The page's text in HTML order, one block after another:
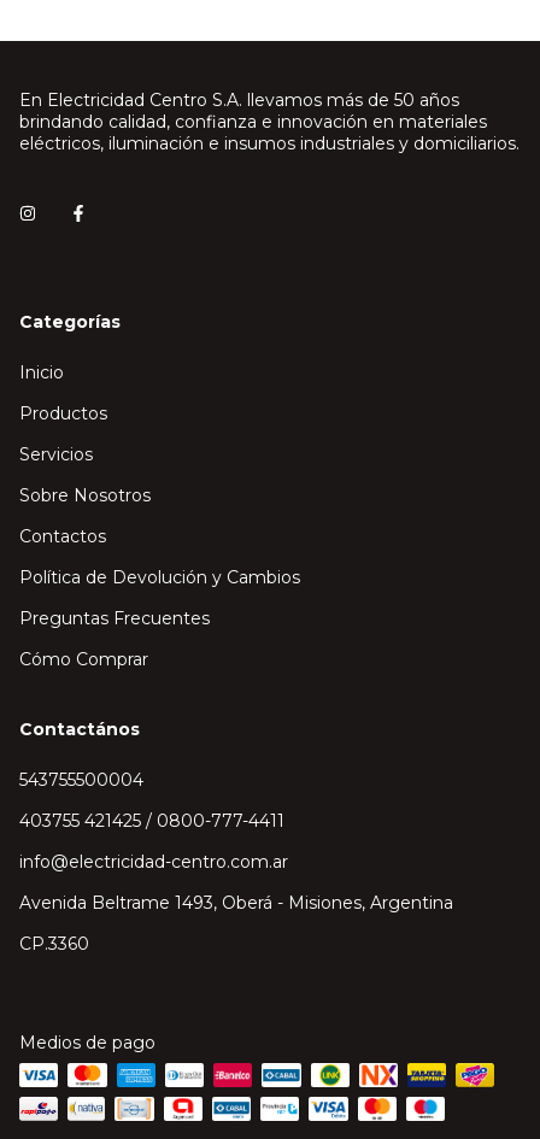
En Electricidad Centro S.A. llevamos más de 50 años
brindando calidad, confianza e innovación en materiales
eléctricos, iluminación e insumos industriales y domiciliarios.
Categorías
Inicio
Productos
Servicios
Sobre Nosotros
Contactos
Política de Devolución y Cambios
Preguntas Frecuentes
Cómo Comprar
Contactános
543755500004
403755 421425 / 0800-777-4411
info@electricidad-centro.com.ar
Avenida Beltrame 1493, Oberá - Misiones, Argentina
CP.3360
Medios de pago